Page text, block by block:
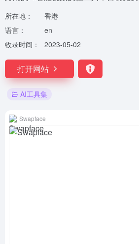
所在地：
香港
语言：
en
收录时间：
2023-05-02
打开网站
AI工具集
Swapface